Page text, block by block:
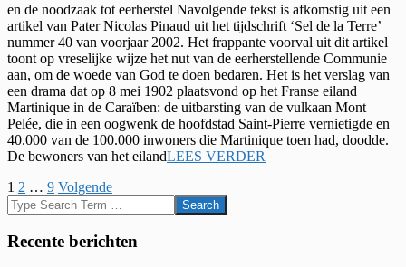
02
en de noodzaak tot eerherstel Navolgende tekst is afkomstig uit een
artikel van Pater Nicolas Pinaud uit het tijdschrift ‘Sel de la Terre’
nummer 40 van voorjaar 2002. Het frappante voorval uit dit artikel
toont op vreselijke wijze het nut van de eerherstellende Communie
aan, om de woede van God te doen bedaren. Het is het verslag van
een drama dat op 8 mei 1902 plaatsvond op het Franse eiland
Martinique in de Caraïben: de uitbarsting van de vulkaan Mont
Pelée, die in een oogwenk de hoofdstad Saint-Pierre vernietigde en
40.000 van de 100.000 inwoners die Martinique toen had, doodde.
De bewoners van het eilandLEES VERDER
Berichten
paginering
1 2 … 9 Volgende
Search
Recente berichten